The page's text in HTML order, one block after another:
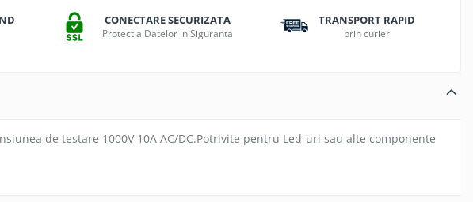
CONECTARE SECURIZATA
Protectia Datelor in Siguranta
TRANSPORT RAPID
prin curier
de testare 1000V 10A AC/DC.Potrivite pentru Led-uri sau alte componente